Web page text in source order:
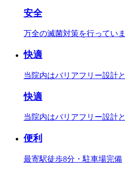
安全
万全の滅菌対策を行ってい
快適
当院内はバリアフリー設計
快適
当院内はバリアフリー設計
便利
最寄駅徒歩8分・駐車場完備